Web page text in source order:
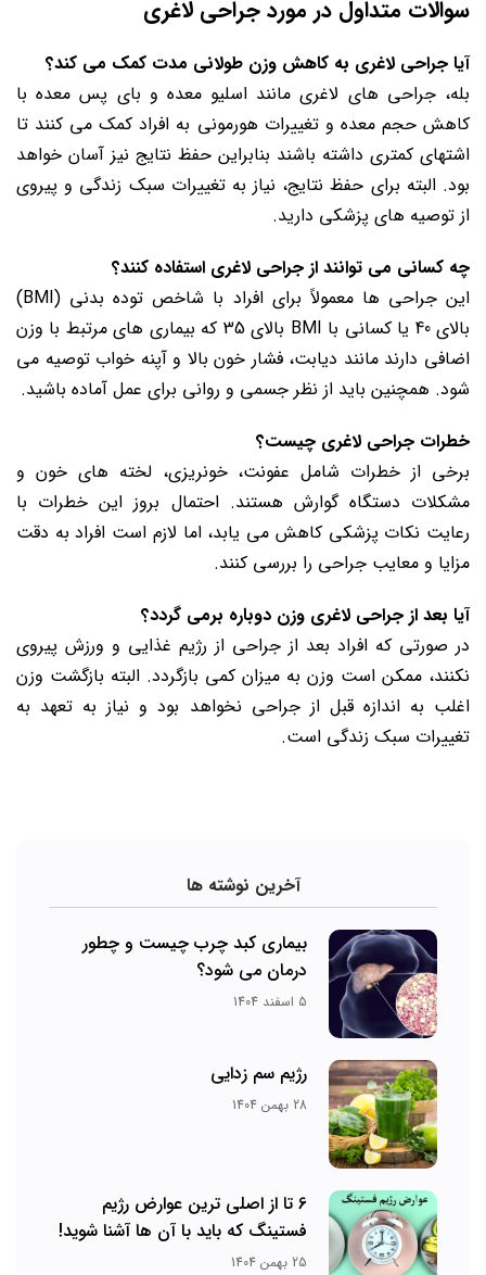
سوالات متداول در مورد جراحی لاغری
آیا جراحی لاغری به کاهش وزن طولانی مدت کمک می کند؟
بله، جراحی های لاغری مانند اسلیو معده و بای پس معده با
کاهش حجم معده و تغییرات هورمونی به افراد کمک می کنند تا
اشتهای کمتری داشته باشند بنابراین حفظ نتایج نیز آسان خواهد
بود. البته برای حفظ نتایج، نیاز به تغییرات سبک زندگی و پیروی
از توصیه های پزشکی دارید.
چه کسانی می توانند از جراحی لاغری استفاده کنند؟
این جراحی ها معمولاً برای افراد با شاخص توده بدنی (BMI)
بالای 40 یا کسانی با BMI بالای 35 که بیماری های مرتبط با وزن
اضافی دارند مانند دیابت، فشار خون بالا و آپنه خواب توصیه می
شود. همچنین باید از نظر جسمی و روانی برای عمل آماده باشید.
خطرات جراحی لاغری چیست؟
برخی از خطرات شامل عفونت، خونریزی، لخته های خون و
مشکلات دستگاه گوارش هستند. احتمال بروز این خطرات با
رعایت نکات پزشکی کاهش می یابد، اما لازم است افراد به دقت
مزایا و معایب جراحی را بررسی کنند.
آیا بعد از جراحی لاغری وزن دوباره برمی گردد؟
در صورتی که افراد بعد از جراحی از رژیم غذایی و ورزش پیروی
نکنند، ممکن است وزن به میزان کمی بازگردد. البته بازگشت وزن
اغلب به اندازه قبل از جراحی نخواهد بود و نیاز به تعهد به
تغییرات سبک زندگی است.
آخرین نوشته ها
بیماری کبد چرب چیست و چطور
درمان می‌ شود؟
5 اسفند 1404
رژیم سم زدایی
28 بهمن 1404
6 تا از اصلی ترین عوارض رژیم
فستینگ که باید با آن ها آشنا شوید!
25 بهمن 1404